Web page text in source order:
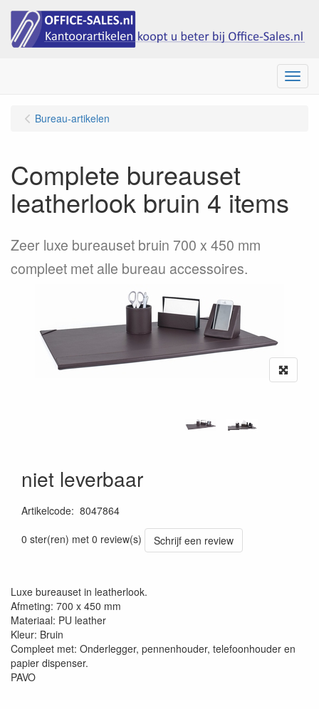
Menu
Bureau-artikelen
Complete bureauset
leatherlook bruin 4 items
Zeer luxe bureauset bruin 700 x 450 mm
compleet met alle bureau accessoires.
niet leverbaar
Artikelcode: 8047864
0 ster(ren) met 0 review(s)
Schrijf een review
Luxe bureauset in leatherlook.
Afmeting: 700 x 450 mm
Materiaal: PU leather
Kleur: Bruin
Compleet met: Onderlegger, pennenhouder, telefoonhouder en
papier dispenser.
PAVO